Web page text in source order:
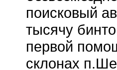
поисковый
тысячу
первой
склонах